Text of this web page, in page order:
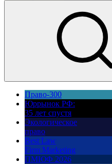
Право-300
Юррынок РФ:
35 лет спустя
Экологическое
право
Best Law
Firm Marketing
ПМЮФ 2026